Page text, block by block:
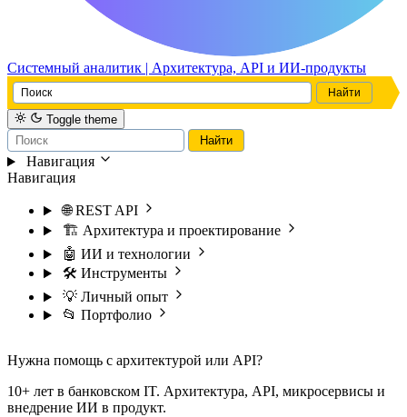
Системный аналитик | Архитектура, API и ИИ-продукты
Toggle theme
Навигация
Навигация
🌐 REST API
🏗️ Архитектура и проектирование
🤖 ИИ и технологии
🛠️ Инструменты
💡 Личный опыт
📂 Портфолио
Нужна помощь с архитектурой или API?
10+ лет в банковском IT. Архитектура, API, микросервисы и
внедрение ИИ в продукт.